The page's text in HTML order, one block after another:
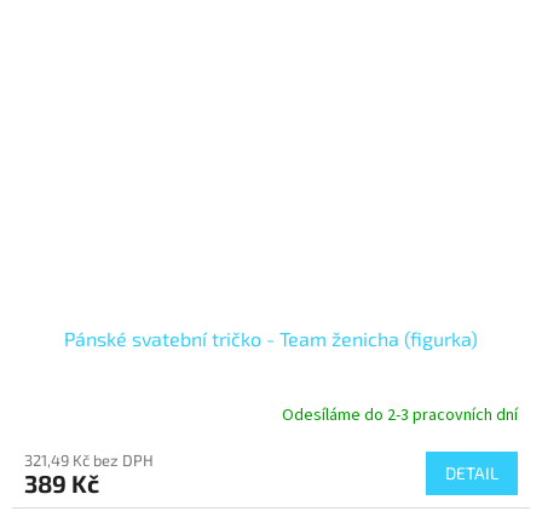
Pánské svatební tričko - Team ženicha (figurka)
Odesíláme do 2-3 pracovních dní
321,49 Kč bez DPH
389 Kč DETAIL